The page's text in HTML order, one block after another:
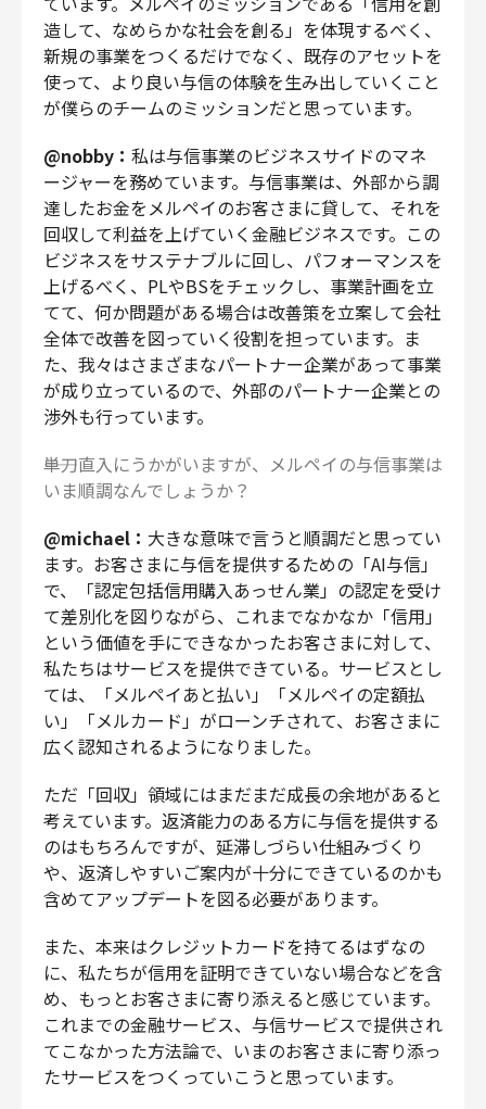
造して、なめらかな社会を創る」を体現するべく、
新規の事業をつくるだけでなく、既存のアセットを
使って、より良い与信の体験を生み出していくこと
が僕らのチームのミッションだと思っています。
@nobby： 私は与信事業のビジネスサイドのマネ
ージャーを務めています。与信事業は、外部から調
達したお金をメルペイのお客さまに貸して、それを
回収して利益を上げていく金融ビジネスです。この
ビジネスをサステナブルに回し、パフォーマンスを
上げるべく、PLやBSをチェックし、事業計画を立
てて、何か問題がある場合は改善策を立案して会社
全体で改善を図っていく役割を担っています。ま
た、我々はさまざまなパートナー企業があって事業
が成り立っているので、外部のパートナー企業との
渉外も行っています。
――単刀直入にうかがいますが、メルペイの与信事業は
いま順調なんでしょうか？
@michael： 大きな意味で言うと順調だと思ってい
ます。お客さまに与信を提供するための「AI与信」
で、「認定包括信用購入あっせん業」の認定を受け
て差別化を図りながら、これまでなかなか「信用」
という価値を手にできなかったお客さまに対して、
私たちはサービスを提供できている。サービスとし
ては、「メルペイあと払い」「メルペイの定額払
い」「メルカード」がローンチされて、お客さまに
広く認知されるようになりました。
ただ「回収」領域にはまだまだ成長の余地があると
考えています。返済能力のある方に与信を提供する
のはもちろんですが、延滞しづらい仕組みづくり
や、返済しやすいご案内が十分にできているのかも
含めてアップデートを図る必要があります。
また、本来はクレジットカードを持てるはずなの
に、私たちが信用を証明できていない場合などを含
め、もっとお客さまに寄り添えると感じています。
これまでの金融サービス、与信サービスで提供され
てこなかった方法論で、いまのお客さまに寄り添っ
たサービスをつくっていこうと思っています。